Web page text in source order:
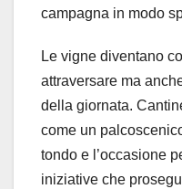
campagna in modo
Le vigne diventano
attraversare ma
della giornata.
come un
tondo e l’occasione
iniziative che